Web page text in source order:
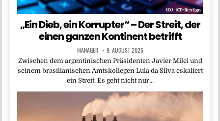
„Ein Dieb, ein Korrupter“ – Der Streit, der
einen ganzen Kontinent betrifft
MANAGER 9. AUGUST 2026
Zwischen dem argentinischen Präsidenten Javier Milei und
seinem brasilianischen Amtskollegen Lula da Silva eskaliert
ein Streit. Es geht nicht nur…